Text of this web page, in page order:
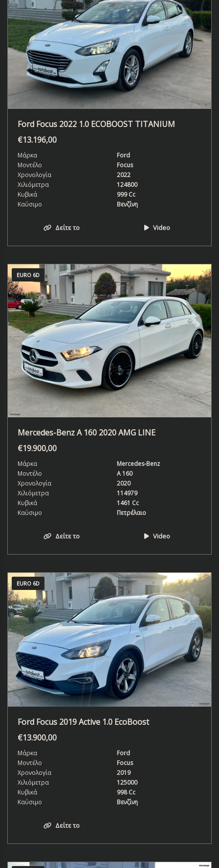
Ford Focus 2022 1.0 ECOBOOST TITANIUM
€13.196,00
Μάρκα
Ford
Μοντέλο
Focus
Χρονολογία
2022
Χιλιόμετρα
124800
Κυβικά
999 Cc
Καύσιμο
Βενζίνη
Δείτε το Video
EURO 6D
Mercedes-Benz A 160 2020 AMG LINE
€19.900,00
Μάρκα
Mercedes-Benz
Μοντέλο
Α 160
Χρονολογία
2020
Χιλιόμετρα
114979
Κυβικά
1461 Cc
Καύσιμο
Πετρέλαιο
Δείτε το Video
EURO 6D
Ford Focus 2019 Active 1.0 EcoBoost
€13.900,00
Μάρκα
Ford
Μοντέλο
Focus
Χρονολογία
2019
Χιλιόμετρα
125000
Κυβικά
998 Cc
Καύσιμο
Βενζίνη
Δείτε το